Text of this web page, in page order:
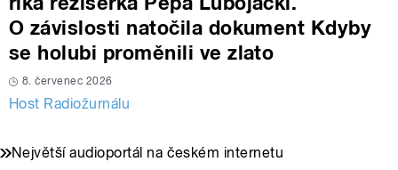
O závislosti natočila dokument Kdyby
se holubi proměnili ve zlato
8. červenec 2026
Host Radiožurnálu
Největší audioportál na českém internetu